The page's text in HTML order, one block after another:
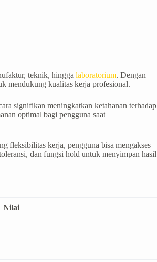
teknik, hingga laboratorium. Dengan
mendukung kualitas kerja profesional.
signifikan meningkatkan ketahanan terhadap
optimal bagi pengguna saat
fleksibilitas kerja, pengguna bisa mengakses
dan fungsi hold untuk menyimpan hasil
Nilai